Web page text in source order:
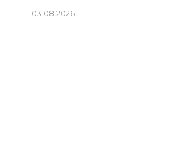
03.08.2026